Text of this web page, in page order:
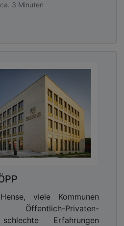
3 Minuten
viele Kommunen
Privaten-
Erfahrungen